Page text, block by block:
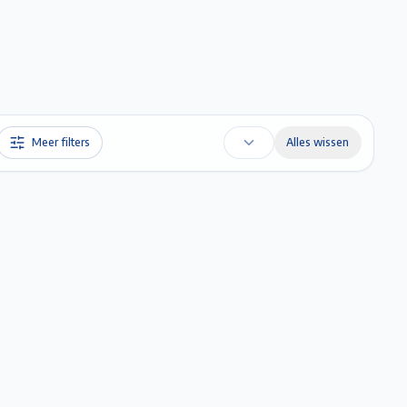
Meer filters Alles wissen